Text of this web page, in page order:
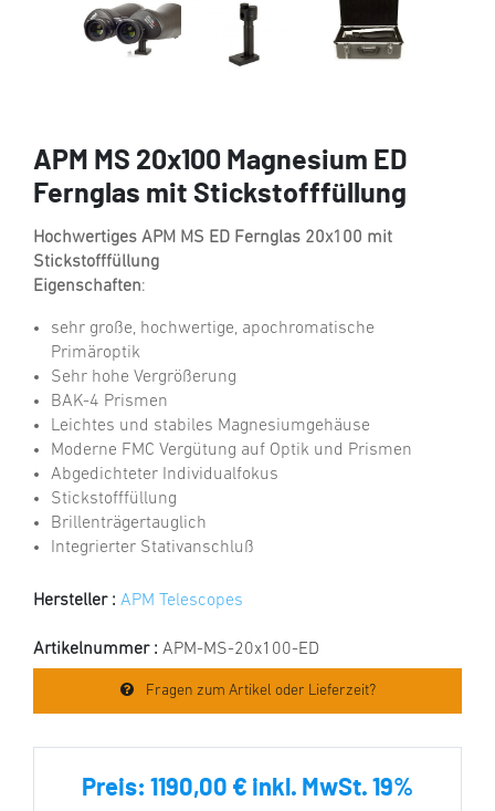
APM MS 20x100 Magnesium ED
Fernglas mit Stickstofffüllung
Hochwertiges APM MS ED Fernglas 20x100 mit
Stickstofffüllung
Eigenschaften:
sehr große, hochwertige, apochromatische
Primäroptik
Sehr hohe Vergrößerung
BAK-4 Prismen
Leichtes und stabiles Magnesiumgehäuse
Moderne FMC Vergütung auf Optik und Prismen
Abgedichteter Individualfokus
Stickstofffüllung
Brillenträgertauglich
Integrierter Stativanschluß
Hersteller : APM Telescopes
Artikelnummer : APM-MS-20x100-ED
Fragen zum Artikel oder Lieferzeit?
Preis: 1190,00 € inkl. MwSt. 19%